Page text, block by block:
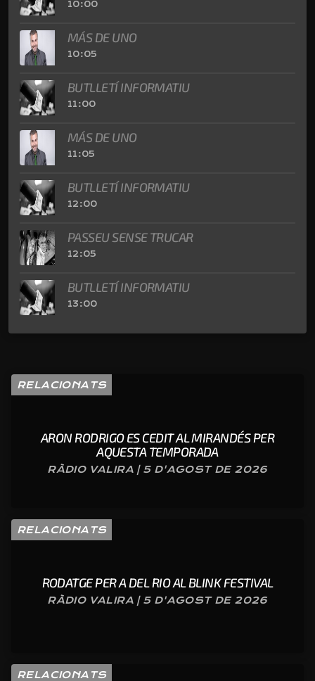
10:00
MÁS DE UNO
10:05
BUTLLETÍ INFORMATIU
11:00
MÁS DE UNO
11:05
BUTLLETÍ INFORMATIU
12:00
PASSEU SENSE TRUCAR
12:05
BUTLLETÍ INFORMATIU
13:00
RELACIONATS
ARON RODRIGO ES CEDIT AL MIRANDÉS PER
AQUESTA TEMPORADA
RÀDIO VALIRA | 5 D'AGOST DE 2026
RELACIONATS
RODATGE PER A DEL RIO AL BLINK FESTIVAL
RÀDIO VALIRA | 5 D'AGOST DE 2026
RELACIONATS